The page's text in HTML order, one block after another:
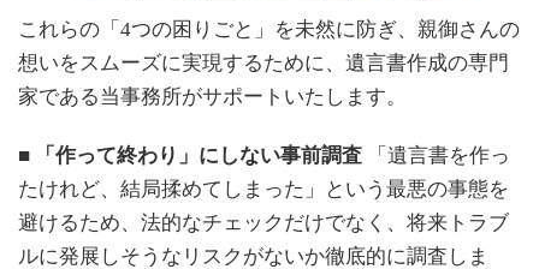
これらの「4つの困りごと」を未然に防ぎ、親御さんの
想いをスムーズに実現するために、遺言書作成の専門
家である当事務所がサポートいたします。
■ 「作って終わり」にしない事前調査 「遺言書を作っ
たけれど、結局揉めてしまった」という最悪の事態を
避けるため、法的なチェックだけでなく、将来トラブ
ルに発展しそうなリスクがないか徹底的に調査しま